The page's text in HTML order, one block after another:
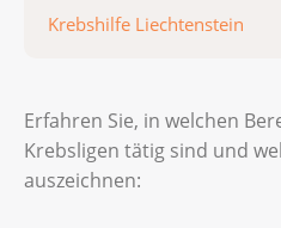
Krebshilfe Liechtenstein
Erfahren Sie, in welchen
Krebsligen tätig sind und
auszeichnen: